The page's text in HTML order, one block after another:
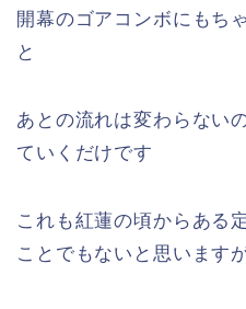
開幕のゴアコンボにもち
と
あとの流れは変わらない
ていくだけです
これも紅蓮の頃からある
ことでもないと思います